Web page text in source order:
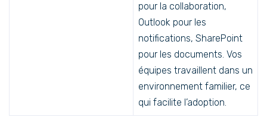
pour la collaboration,
Outlook pour les
notifications, SharePoint
pour les documents. Vos
équipes travaillent dans un
environnement familier, ce
qui facilite l’adoption.